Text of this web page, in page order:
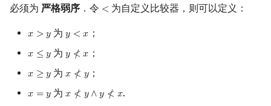
必须为 严格弱序 ．令 <
< 为自定义比较器，则可以定义：
𝑥 > 𝑦
x>y 为𝑦 < 𝑥
y <x ；
𝑥 ≤ 𝑦
x≤y 为𝑦 ≮ 𝑥
y ≮x ；
𝑥 ≥ 𝑦
x≥y 为𝑥 ≮ 𝑦
x≮y ；
𝑥 = 𝑦
x=y 为𝑥 ≮ 𝑦∧𝑦 ≮ 𝑥
x≮y ∧ y≮x .